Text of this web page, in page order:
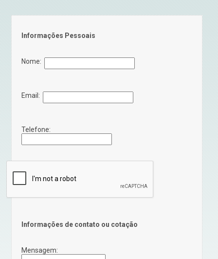
Informações Pessoais
Nome:
Email:
Telefone:
Informações de contato ou cotação
Mensagem: